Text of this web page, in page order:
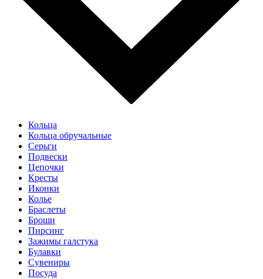
Кольца
Кольца обручальные
Серьги
Подвески
Цепочки
Кресты
Иконки
Колье
Браслеты
Броши
Пирсинг
Зажимы галстука
Булавки
Сувениры
Посуда